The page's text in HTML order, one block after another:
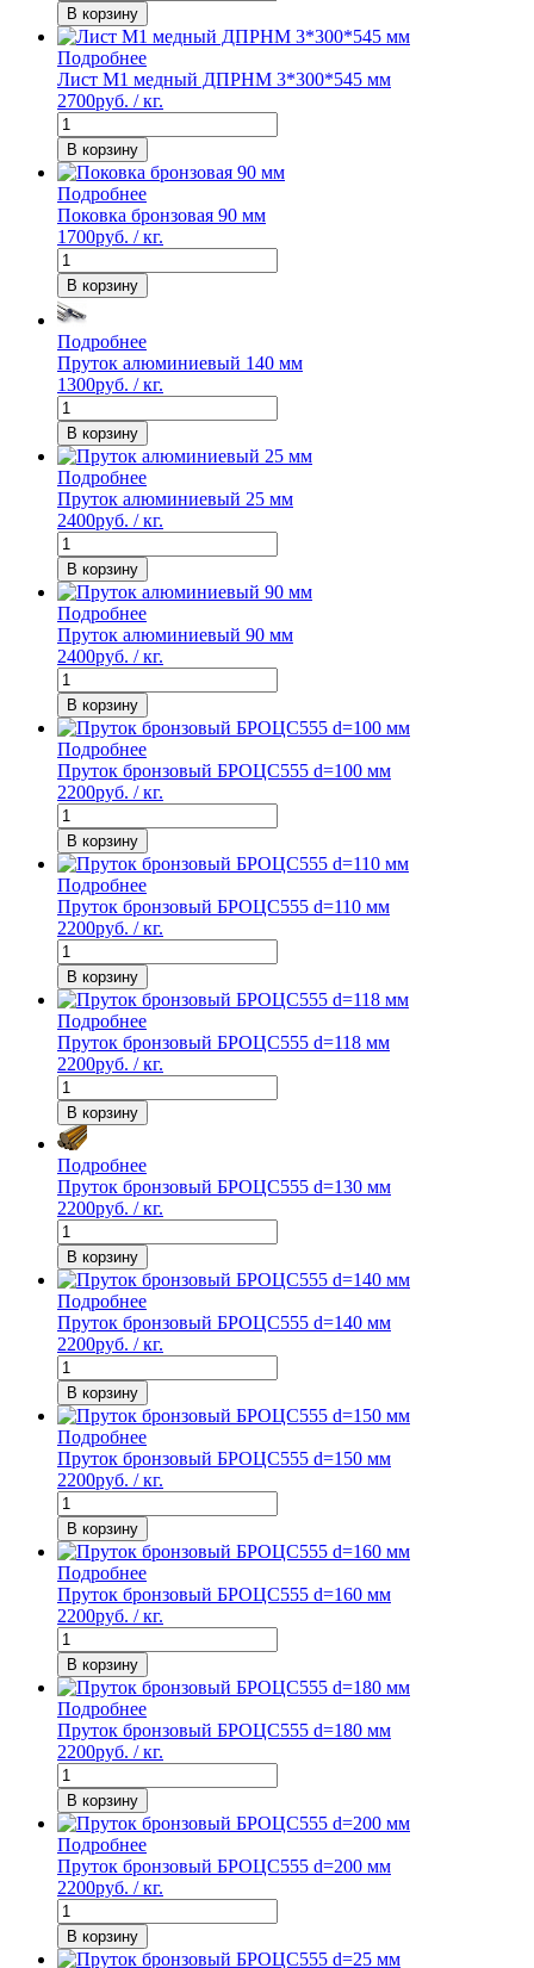
В корзину
Подробнее
Лист М1 медный ДПРНМ 3*300*545 мм
2700руб. / кг.
В корзину
Подробнее
Поковка бронзовая 90 мм
1700руб. / кг.
В корзину
Подробнее
Пруток алюминиевый 140 мм
1300руб. / кг.
В корзину
Подробнее
Пруток алюминиевый 25 мм
2400руб. / кг.
В корзину
Подробнее
Пруток алюминиевый 90 мм
2400руб. / кг.
В корзину
Подробнее
Пруток бронзовый БРОЦС555 d=100 мм
2200руб. / кг.
В корзину
Подробнее
Пруток бронзовый БРОЦС555 d=110 мм
2200руб. / кг.
В корзину
Подробнее
Пруток бронзовый БРОЦС555 d=118 мм
2200руб. / кг.
В корзину
Подробнее
Пруток бронзовый БРОЦС555 d=130 мм
2200руб. / кг.
В корзину
Подробнее
Пруток бронзовый БРОЦС555 d=140 мм
2200руб. / кг.
В корзину
Подробнее
Пруток бронзовый БРОЦС555 d=150 мм
2200руб. / кг.
В корзину
Подробнее
Пруток бронзовый БРОЦС555 d=160 мм
2200руб. / кг.
В корзину
Подробнее
Пруток бронзовый БРОЦС555 d=180 мм
2200руб. / кг.
В корзину
Подробнее
Пруток бронзовый БРОЦС555 d=200 мм
2200руб. / кг.
В корзину